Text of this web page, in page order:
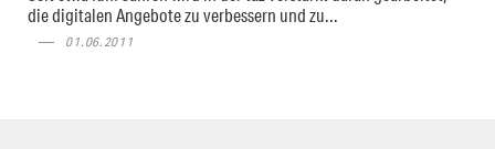
die digitalen Angebote zu verbessern und zu...
01.06.2011